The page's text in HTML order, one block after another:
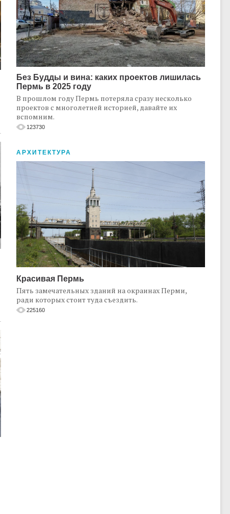
Без Будды и вина: каких проектов лишилась
Пермь в 2025 году
В прошлом году Пермь потеряла сразу несколько
проектов с многолетней историей, давайте их
вспомним.
123730
АРХИТЕКТУРА
Красивая Пермь
Пять замечательных зданий на окраинах Перми,
ради которых стоит туда съездить.
225160